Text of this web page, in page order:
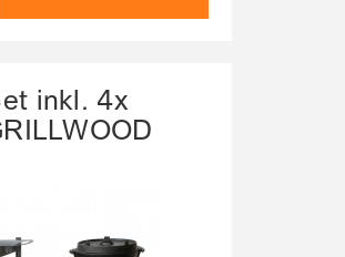
inkl. 4x